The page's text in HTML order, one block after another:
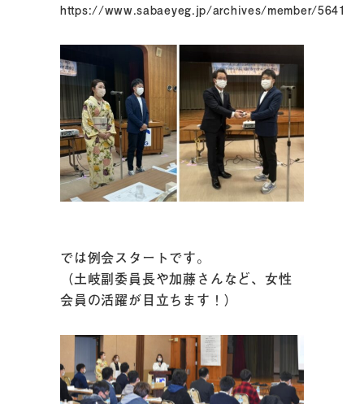
https://www.sabaeyeg.jp/archives/member/5641
では例会スタートです。
（土岐副委員長や加藤さんなど、女性
会員の活躍が目立ちます！）